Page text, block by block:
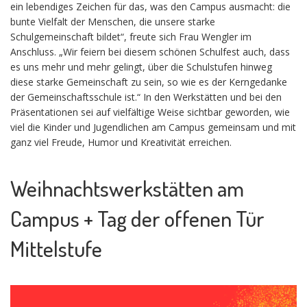
ein lebendiges Zeichen für das, was den Campus ausmacht: die
bunte Vielfalt der Menschen, die unsere starke
Schulgemeinschaft bildet“, freute sich Frau Wengler im
Anschluss. „Wir feiern bei diesem schönen Schulfest auch, dass
es uns mehr und mehr gelingt, über die Schulstufen hinweg
diese starke Gemeinschaft zu sein, so wie es der Kerngedanke
der Gemeinschaftsschule ist.“ In den Werkstätten und bei den
Präsentationen sei auf vielfältige Weise sichtbar geworden, wie
viel die Kinder und Jugendlichen am Campus gemeinsam und mit
ganz viel Freude, Humor und Kreativität erreichen.
Weihnachtswerkstätten am
Campus + Tag der offenen Tür
Mittelstufe